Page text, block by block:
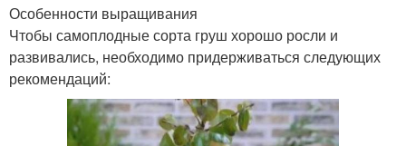
Особенности выращивания
Чтобы самоплодные сорта груш хорошо росли и
развивались, необходимо придерживаться следующих
рекомендаций: